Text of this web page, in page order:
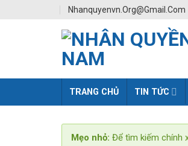
Nhanquyenvn.org@gmail.com
TRANG CHỦ TIN TỨC
Mẹo nhỏ: Để tìm kiếm chính